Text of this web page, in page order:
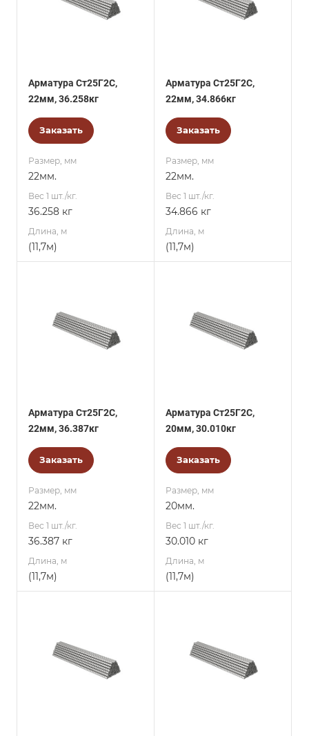
Арматура Ст25Г2С,
22мм, 36.258кг
Заказать
Размер, мм
22мм.
Вес 1 шт./кг.
36.258 кг
Длина, м
(11,7м)
Арматура Ст25Г2С,
22мм, 34.866кг
Заказать
Размер, мм
22мм.
Вес 1 шт./кг.
34.866 кг
Длина, м
(11,7м)
Арматура Ст25Г2С,
22мм, 36.387кг
Заказать
Размер, мм
22мм.
Вес 1 шт./кг.
36.387 кг
Длина, м
(11,7м)
Арматура Ст25Г2С,
20мм, 30.010кг
Заказать
Размер, мм
20мм.
Вес 1 шт./кг.
30.010 кг
Длина, м
(11,7м)